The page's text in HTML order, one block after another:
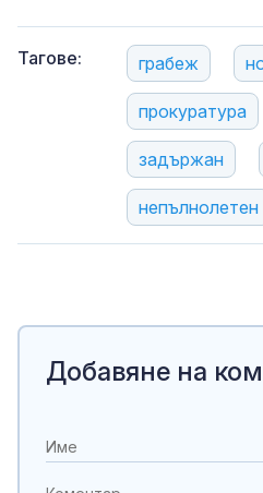
Тагове: грабеж
прокуратура
задържан
непълнолетен
Добавяне на